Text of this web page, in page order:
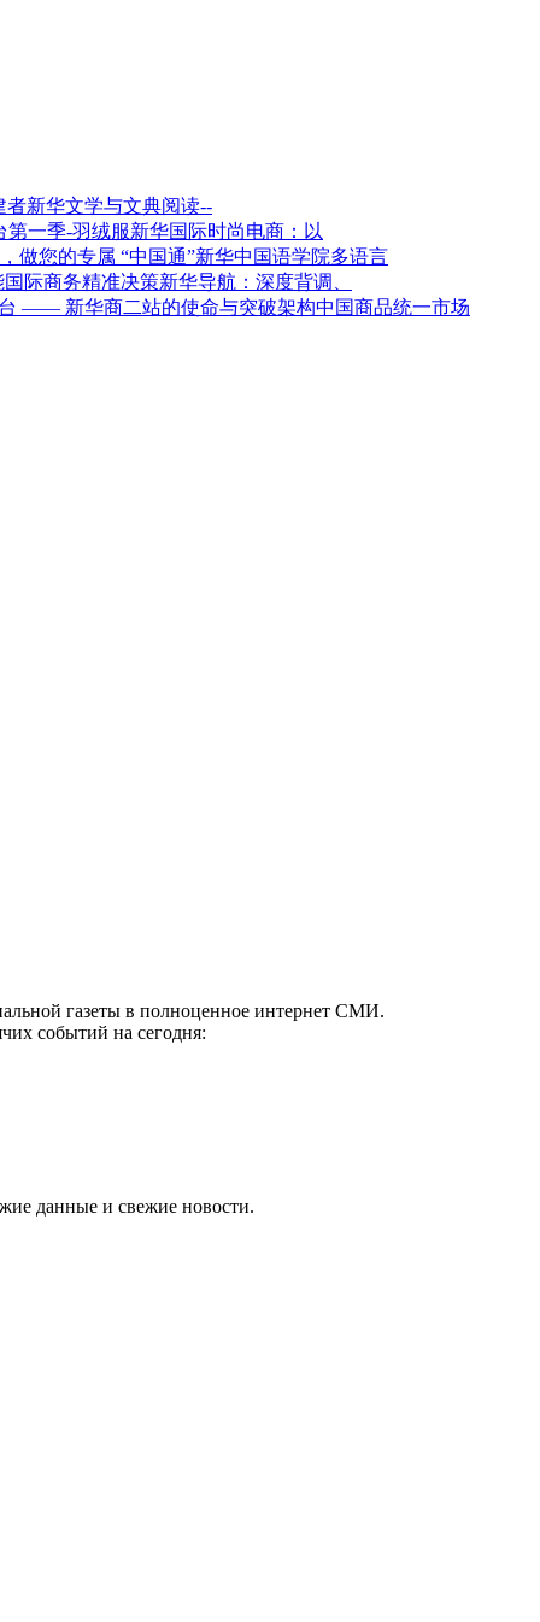
新华文学与文典阅读--
新华国际时尚电商：以
新华中国语学院多语言
新华导航：深度背调、
架构中国商品统一市场
газеты в полноценное интернет СМИ.
событий на сегодня:
данные и свежие новости.